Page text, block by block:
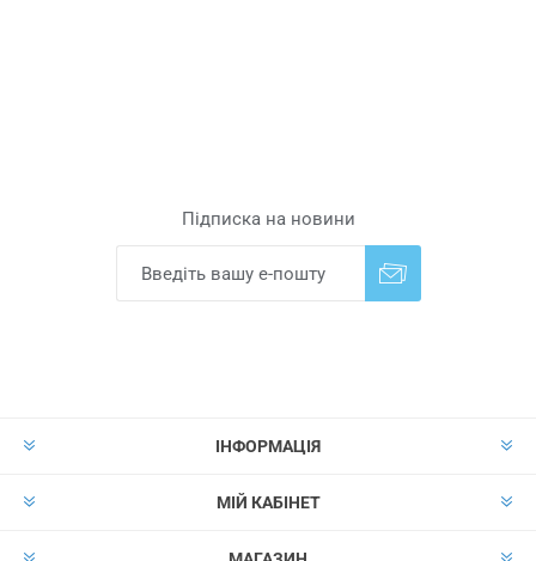
Підписка на новини
ІНФОРМАЦІЯ
МІЙ КАБІНЕТ